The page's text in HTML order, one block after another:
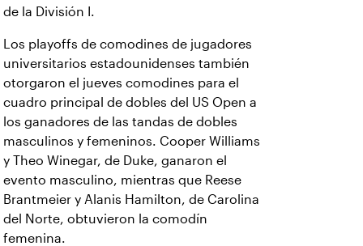
de la División I.
Los playoffs de comodines de jugadores
universitarios estadounidenses también
otorgaron el jueves comodines para el
cuadro principal de dobles del US Open a
los ganadores de las tandas de dobles
masculinos y femeninos. Cooper Williams
y Theo Winegar, de Duke, ganaron el
evento masculino, mientras que Reese
Brantmeier y Alanis Hamilton, de Carolina
del Norte, obtuvieron la comodín
femenina.